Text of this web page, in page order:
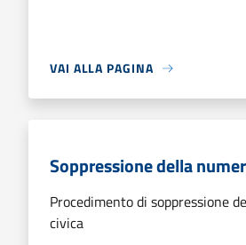
VAI ALLA PAGINA
Soppressione della
Procedimento di soppressione
civica